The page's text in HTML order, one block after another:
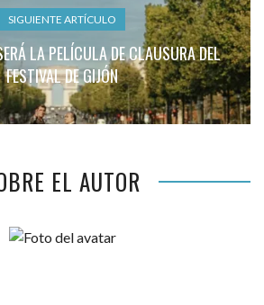
SIGUIENTE ARTÍCULO
LA PELÍCULA DE CLAUSURA DEL
FESTIVAL DE GIJÓN
EL AUTOR